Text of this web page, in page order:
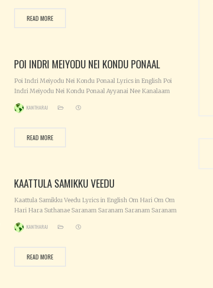
வேண்டிக்கிட்டு யாத்திரையாக‌ வந்தோமைய்யா குருவாயூர் கோவில் முதல்
READ MORE
POI INDRI MEIYODU NEI KONDU PONAAL
Poi Indri Meiyodu Nei Kondu Ponaal Lyrics in English Poi
Indri Meiyodu Nei Kondu Ponaal Ayyanai Nee Kanalaam
Kondu Ponaal Ayyanai Nee Kanalaam Sabariyil Ayyanai Nee
Ayyappa Avanai Naadu Avan
KANTHARAJ
READ MORE
KAATTULA SAMIKKU VEEDU
Kaattula Samikku Veedu Lyrics in English Om Hari Om Om
Hari Hara Suthanae Saranam Saranam Saranam Saranam
Paaru Paattula Samiyai Paadu Yaanaiyum Puligalum
Therivaaru Manasula Ennina Maathiri Varuvaaru (Kaattula
KANTHARAJ
READ MORE